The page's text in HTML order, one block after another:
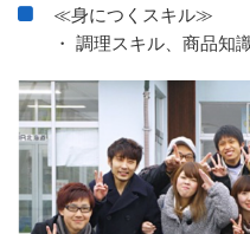
≪身につくスキル≫
・ 調理スキル、商品知